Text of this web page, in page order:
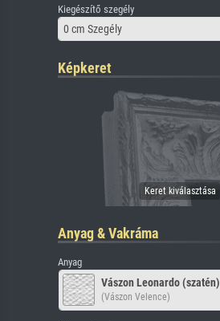
Kiegészítő szegély
0 cm Szegély
Képkeret
Anyag & Vakráma
Anyag
Vászon Leonardo (szatén)
(Vászon Velence)